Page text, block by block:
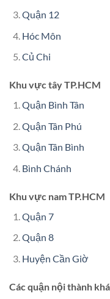
Quận 12
Hóc Môn
Củ Chi
Khu vực tây TP.HCM
Quận Bình Tân
Quận Tân Phú
Quận Tân Bình
Bình Chánh
Khu vực nam TP.HCM
Quận 7
Quận 8
Huyện Cần Giờ
Các quận nội thành